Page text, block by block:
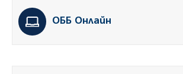
ОББ Онлайн